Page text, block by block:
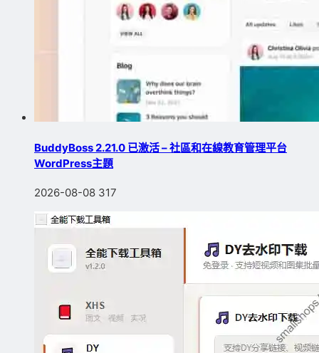
BuddyBoss 2.21.0 已激活 – 社區和在線教育管理平台
WordPress主題
2026-08-08 317